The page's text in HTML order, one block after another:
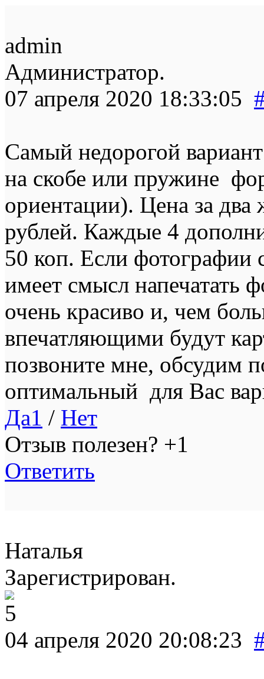
admin
Администратор.
07 апреля 2020 18:33:05
Самый недорогой
на скобе или пружине
ориентации). Цена за два
рублей. Каждые 4
50 коп. Если фотографии
имеет смысл напечатать
очень красиво и, чем
впечатляющими будут
позвоните мне, обсудим
оптимальный для Вас
Да1 / Нет
Отзыв полезен? +1
Ответить
Наталья
Зарегистрирован.
04 апреля 2020 20:08:23